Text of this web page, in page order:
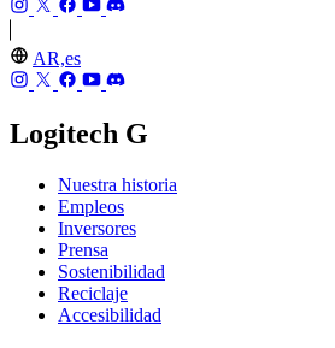
AR,es
Logitech G
Nuestra historia
Empleos
Inversores
Prensa
Sostenibilidad
Reciclaje
Accesibilidad